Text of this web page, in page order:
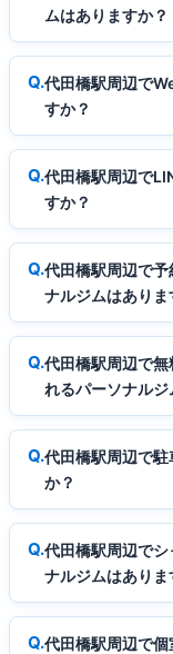
ムはありますか？
代田橋駅周辺で
すか？
代田橋駅周辺で
すか？
代田橋駅周辺で
ナルジムはありま
代田橋駅周辺で
れるパーソナルジ
代田橋駅周辺で
か？
代田橋駅周辺で
ナルジムはありま
代田橋駅周辺で